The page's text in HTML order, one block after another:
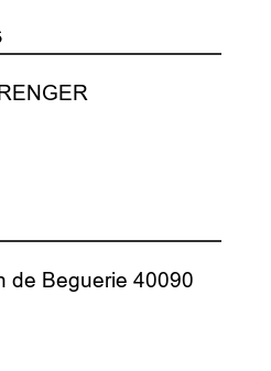
de Beguerie 40090